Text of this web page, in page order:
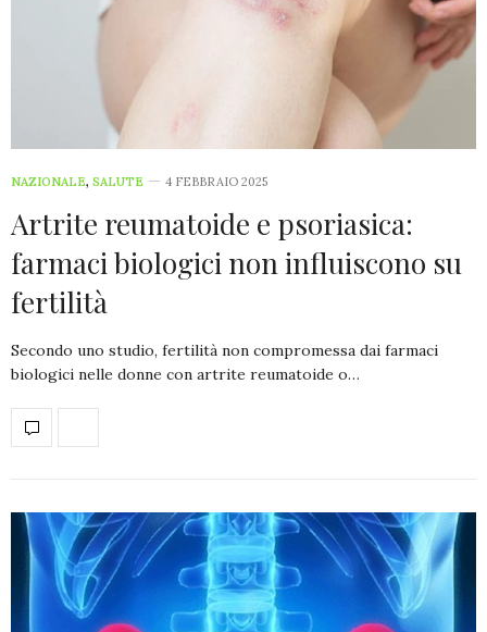
NAZIONALE, SALUTE 4 FEBBRAIO 2025
Artrite reumatoide e psoriasica:
farmaci biologici non influiscono su
fertilità
Secondo uno studio, fertilità non compromessa dai farmaci
biologici nelle donne con artrite reumatoide o…